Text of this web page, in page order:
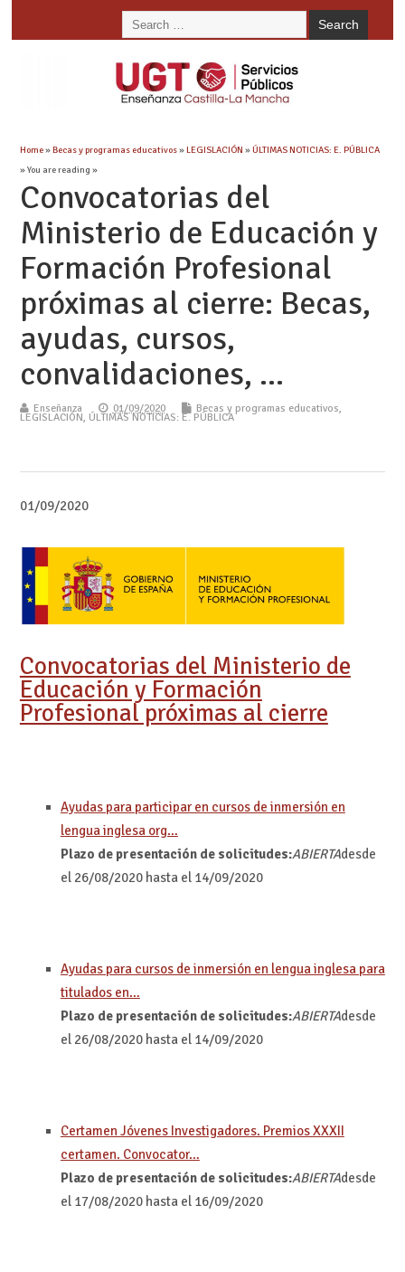
Home»Becas y programas educativos»LEGISLACIÓN »ÚLTIMAS NOTICIAS: E. PÚBLICA
» You are reading »
Convocatorias del
Ministerio de Educación y
Formación Profesional
próximas al cierre: Becas,
ayudas, cursos,
convalidaciones, …
Enseñanza 01/09/2020 Becas y programas educativos,
LEGISLACIÓN, ÚLTIMAS NOTICIAS: E. PÚBLICA
01/09/2020
Convocatorias del Ministerio de
Educación y Formación
Profesional próximas al cierre
Ayudas para participar en cursos de inmersión en
lengua inglesa org…
Plazo de presentación de solicitudes:ABIERTAdesde
el 26/08/2020 hasta el 14/09/2020
Ayudas para cursos de inmersión en lengua inglesa para
titulados en…
Plazo de presentación de solicitudes:ABIERTAdesde
el 26/08/2020 hasta el 14/09/2020
Certamen Jóvenes Investigadores. Premios XXXII
certamen. Convocator…
Plazo de presentación de solicitudes:ABIERTAdesde
el 17/08/2020 hasta el 16/09/2020